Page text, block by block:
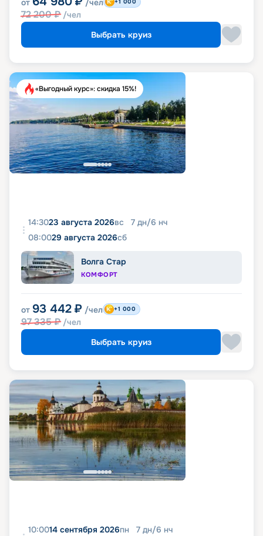
от /чел
72 200₽ /чел
Выбрать круиз
«Выгодный курс»: скидка 15%!
14:3023 августа 2026вс 7 дн/6 нч
08:0029 августа 2026сб
Волга Стар
КОМФОРТ
от 93 442 ₽ /чел
97 335₽ /чел
+1 000
Выбрать круиз
10:0014 сентября 2026пн 7 дн/6 нч